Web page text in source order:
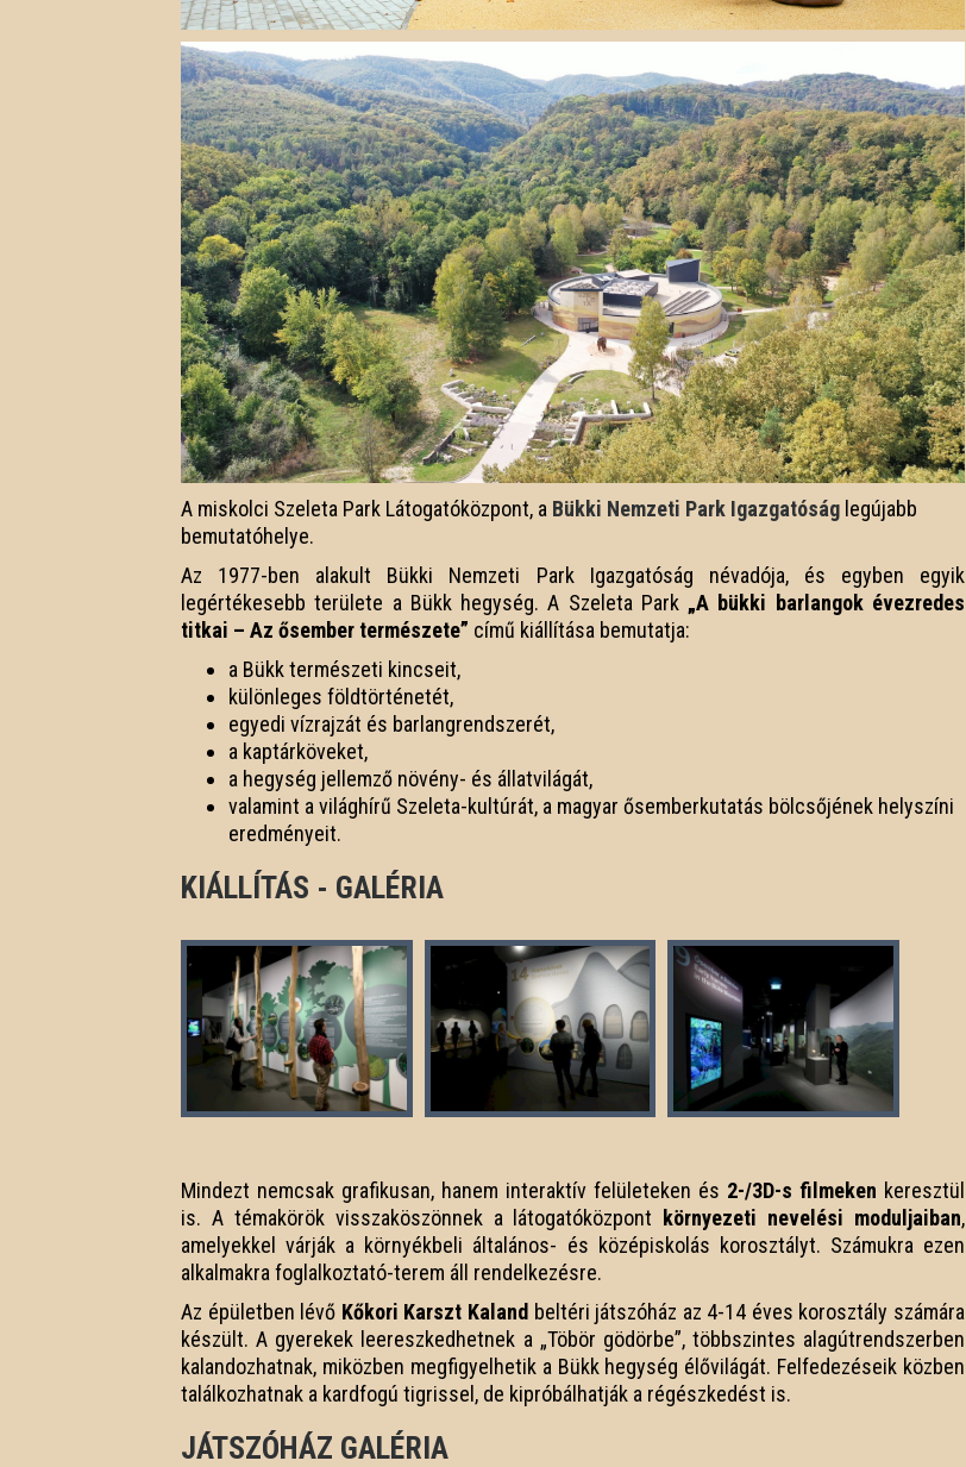
A miskolci Szeleta Park Látogatóközpont, a Bükki Nemzeti Park Igazgatóság legújabb
bemutatóhelye.
Az 1977-ben alakult Bükki Nemzeti Park Igazgatóság névadója, és egyben egyik
legértékesebb területe a Bükk hegység. A Szeleta Park „A bükki barlangok évezredes
titkai – Az ősember természete” című kiállítása bemutatja:
a Bükk természeti kincseit,
különleges földtörténetét,
egyedi vízrajzát és barlangrendszerét,
a kaptárköveket,
a hegység jellemző növény- és állatvilágát,
valamint a világhírű Szeleta-kultúrát, a magyar ősemberkutatás bölcsőjének helyszíni
eredményeit.
KIÁLLÍTÁS - GALÉRIA
Mindezt nemcsak grafikusan, hanem interaktív felületeken és 2-/3D-s filmeken keresztül
is. A témakörök visszaköszönnek a látogatóközpont környezeti nevelési moduljaiban,
amelyekkel várják a környékbeli általános- és középiskolás korosztályt. Számukra ezen
alkalmakra foglalkoztató-terem áll rendelkezésre.
Az épületben lévő Kőkori Karszt Kalandbeltéri játszóház az 4-14 éves korosztály számára
készült. A gyerekek leereszkedhetnek a „Töbör gödörbe”, többszintes alagútrendszerben
kalandozhatnak, miközben megfigyelhetik a Bükk hegység élővilágát. Felfedezéseik közben
találkozhatnak a kardfogú tigrissel, de kipróbálhatják a régészkedést is.
JÁTSZÓHÁZ GALÉRIA